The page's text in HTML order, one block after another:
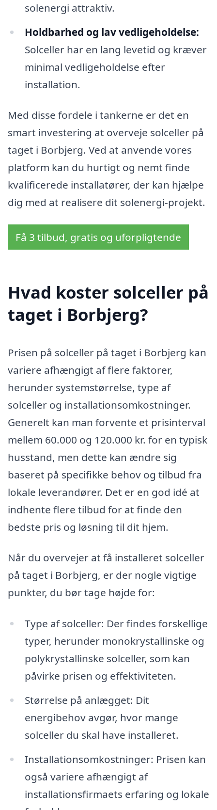
solenergi attraktiv.
Holdbarhed og lav vedligeholdelse:
Solceller har en lang levetid og kræver
minimal vedligeholdelse efter
installation.
Med disse fordele i tankerne er det en
smart investering at overveje solceller på
taget i Borbjerg. Ved at anvende vores
platform kan du hurtigt og nemt finde
kvalificerede installatører, der kan hjælpe
dig med at realisere dit solenergi-projekt.
Få 3 tilbud, gratis og uforpligtende
Hvad koster solceller på
taget i Borbjerg?
Prisen på solceller på taget i Borbjerg kan
variere afhængigt af flere faktorer,
herunder systemstørrelse, type af
solceller og installationsomkostninger.
Generelt kan man forvente et prisinterval
mellem 60.000 og 120.000 kr. for en typisk
husstand, men dette kan ændre sig
baseret på specifikke behov og tilbud fra
lokale leverandører. Det er en god idé at
indhente flere tilbud for at finde den
bedste pris og løsning til dit hjem.
Når du overvejer at få installeret solceller
på taget i Borbjerg, er der nogle vigtige
punkter, du bør tage højde for:
Type af solceller: Der findes forskellige
typer, herunder monokrystallinske og
polykrystallinske solceller, som kan
påvirke prisen og effektiviteten.
Størrelse på anlægget: Dit
energibehov avgør, hvor mange
solceller du skal have installeret.
Installationsomkostninger: Prisen kan
også variere afhængigt af
installationsfirmaets erfaring og lokale